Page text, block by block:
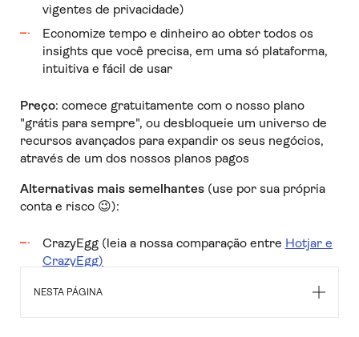
vigentes de privacidade)
Economize tempo e dinheiro ao obter todos os
insights que você precisa, em uma só plataforma,
intuitiva e fácil de usar
Preço: comece gratuitamente com o nosso plano
"grátis para sempre", ou desbloqueie um universo de
recursos avançados para expandir os seus negócios,
através de um dos nossos planos pagos
Alternativas mais semelhantes (use por sua própria
conta e risco 😉):
CrazyEgg (leia a nossa comparação entre Hotjar e
CrazyEgg)
Full Story
(leia a nossa comparação entre Hotjar e
NESTA PÁGINA